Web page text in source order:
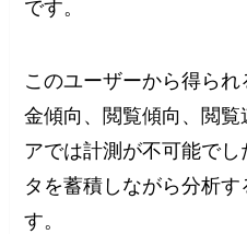
です。
このユーザーから得ら
金傾向、閲覧傾向、閲
アでは計測が不可能で
タを蓄積しながら分析
す。